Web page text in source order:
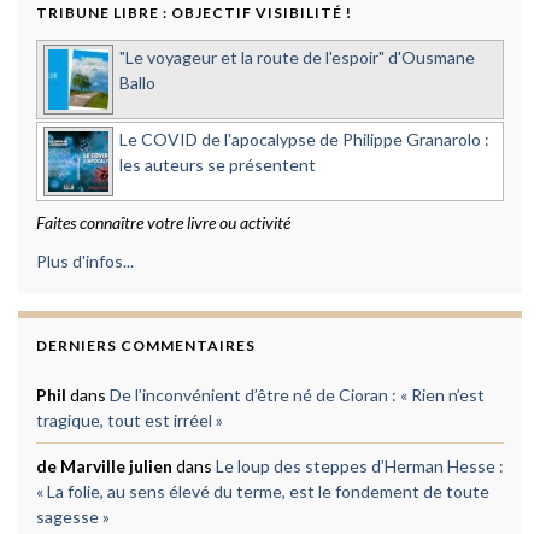
TRIBUNE LIBRE : OBJECTIF VISIBILITÉ !
"Le voyageur et la route de l'espoir" d'Ousmane
Ballo
Le COVID de l'apocalypse de Philippe Granarolo :
les auteurs se présentent
Faites connaître votre livre ou activité
Plus d'infos...
DERNIERS COMMENTAIRES
Phil dans De l’inconvénient d’être né de Cioran : « Rien n’est
tragique, tout est irréel »
de Marville julien dans Le loup des steppes d’Herman Hesse :
« La folie, au sens élevé du terme, est le fondement de toute
sagesse »